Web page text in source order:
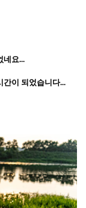
네요...
간이 되었습니다...